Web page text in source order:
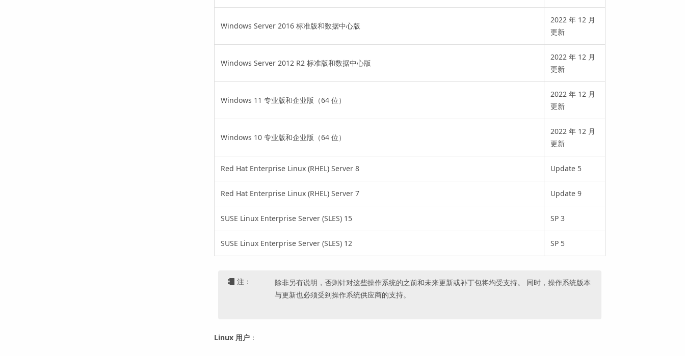
Windows Server 2016 标准版和数据中心版
2022 年 12 月
更新
Windows Server 2012 R2 标准版和数据中心版
2022 年 12 月
更新
Windows 11 专业版和企业版（64 位）
2022 年 12 月
更新
Windows 10 专业版和企业版（64 位）
2022 年 12 月
更新
Red Hat Enterprise Linux (RHEL) Server 8 Update 5
Red Hat Enterprise Linux (RHEL) Server 7 Update 9
SUSE Linux Enterprise Server (SLES) 15 SP 3
SUSE Linux Enterprise Server (SLES) 12 SP 5
注：
除非另有说明，否则针对这些操作系统的之前和未来更新或补丁包将均受支持。 同时，操作系统版本
与更新也必须受到操作系统供应商的支持。
Linux 用户 ：